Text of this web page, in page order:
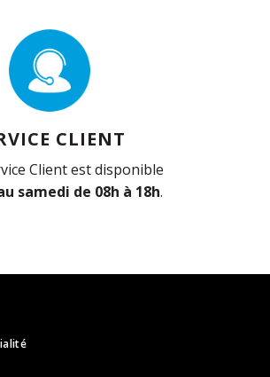
CLIENT
Client est disponible
samedi de 08h à 18h.